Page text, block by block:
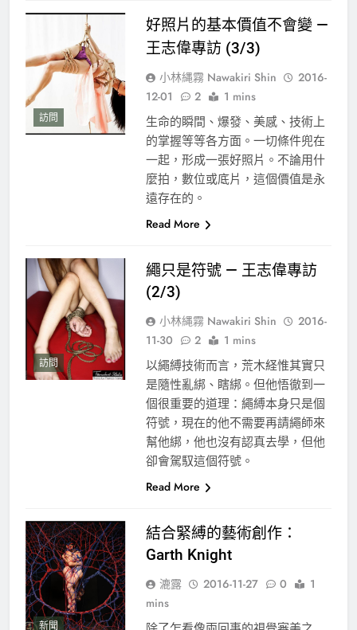
訪問
好照片的基本價值不會變 —
王志偉專訪 (3/3)
小林縄霧 Nawakiri Shin
2016-
12-01
2 1 mins
生命的瞬間、爆發、美感、技術上
的掌握等等各方面。一切條件兜在
一起，形成一張好照片。不論用什
麼拍，數位或底片，這個價值是永
遠存在的。
Read More
訪問
繩只是符號 — 王志偉專訪
(2/3)
小林縄霧 Nawakiri Shin
2016-
11-30
2 1 mins
以繩縛技術而言，荒木経惟其實只
是隨性亂綁、瞎綁。但他悟徹到一
個很重要的道理：繩縛本身只是個
符號，現在的他不需要再請繩師來
幫他綁，他也沒有認真去學，但他
卻會駕馭這個符號。
Read More
新聞
結合緊縛的藝術創作：
Garth Knight
漉露 2016-11-27 0
1
mins